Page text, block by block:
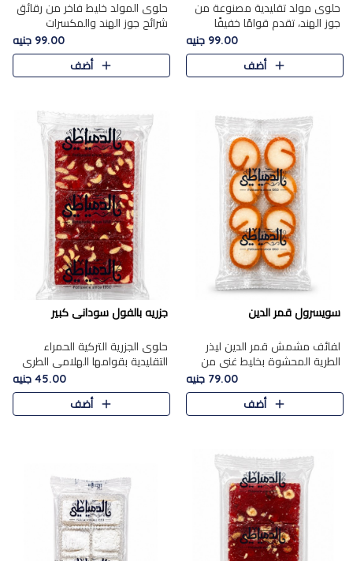
حلوى مولد تقليدية مصنوعة من
جوز الهند، تقدم قوامًا خفيفًا
ونكهة شرقية أصيلة تجسد روح
الـموسم الأعياد.
99.00 جنيه
أضف
حلوى المولد خليط فاخر من رقائق
شرائح جوز الهند والمكسرات
المحمصة، متماسك بشراب حلاوة
الكراميل الخفيفة ليمنحك قرمشة
غنية ومذاقًا شرقيًا أصيلً..
99.00 جنيه
أضف
سويسرول قمر الدين
لفائف مشمش قمر الدين ليذر
الطرية المحشوة بخليط غني من
جوز الهند الأبيض والمكسرات
الفاخرة، يقدم المذاق الحلو
الطبيعي لقمر الدين و تجمع بين
79.00 جنيه
أضف
جزريه بالفول سودانى كبير
حلوى الجزرية التركية الحمراء
التقليدية بقوامها الهلامي الطري
ولونها الأحمر المميز، محشوة
بسخاء بالفول السوداني المحمص
لتمنحك توازنًا رائعًا ..
45.00 جنيه
أضف